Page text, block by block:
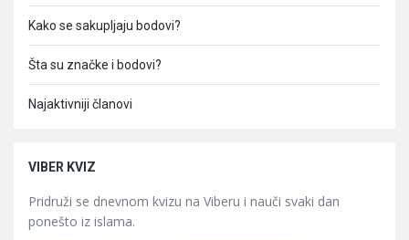
Kako se sakupljaju bodovi?
Šta su značke i bodovi?
Najaktivniji članovi
VIBER KVIZ
Pridruži se dnevnom kvizu na Viberu i nauči svaki dan
ponešto iz islama.